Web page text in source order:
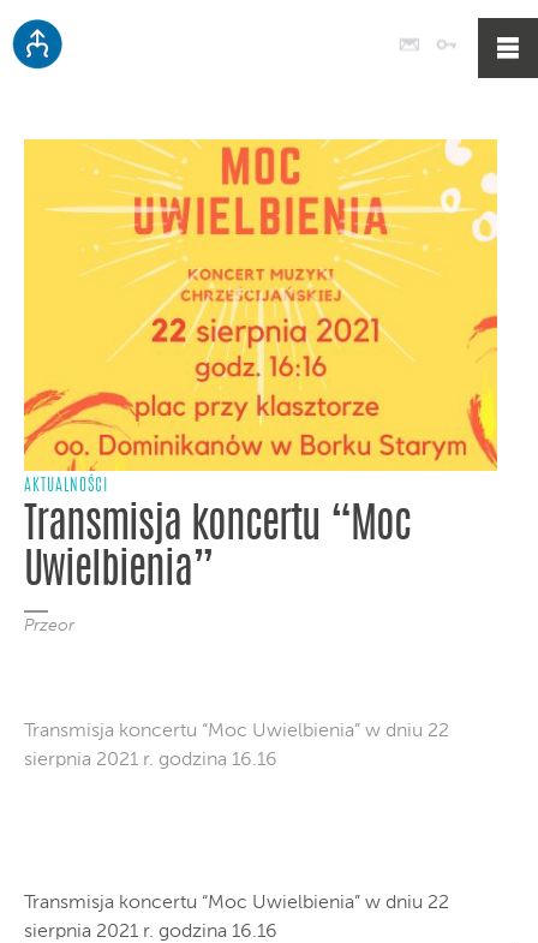
Poczta
AKTUALNOŚCI
Transmisja koncertu “Moc
Uwielbienia”
Przeor
Transmisja koncertu “Moc Uwielbienia” w dniu 22
sierpnia 2021 r. godzina 16.16
Transmisja koncertu “Moc Uwielbienia” w dniu 22
sierpnia 2021 r. godzina 16.16